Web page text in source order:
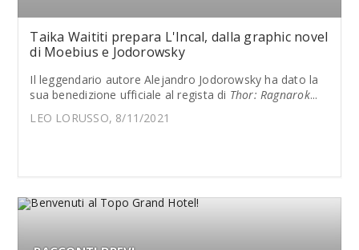
Taika Waititi prepara L'Incal, dalla graphic novel
di Moebius e Jodorowsky
Il leggendario autore Alejandro Jodorowsky ha dato la
sua benedizione ufficiale al regista di Thor: Ragnarok...
LEO LORUSSO, 8/11/2021